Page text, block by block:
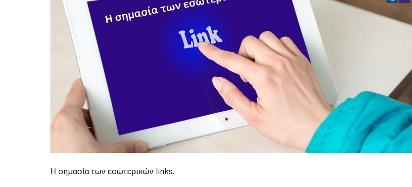
Η σημασία των εσωτερικών links.